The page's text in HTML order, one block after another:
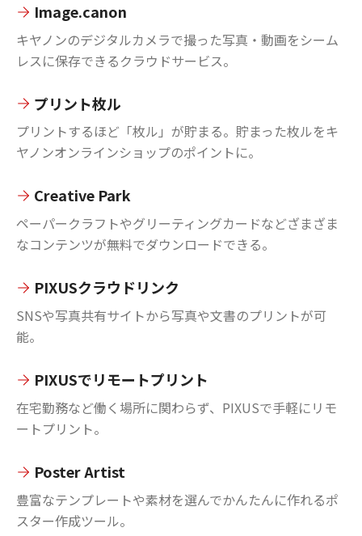
Image.canon
キヤノンのデジタルカメラで撮った写真・動画をシーム
レスに保存できるクラウドサービス。
プリント枚ル
プリントするほど「枚ル」が貯まる。貯まった枚ルをキ
ヤノンオンラインショップのポイントに。
Creative Park
ペーパークラフトやグリーティングカードなどざまざま
なコンテンツが無料でダウンロードできる。
PIXUSクラウドリンク
SNSや写真共有サイトから写真や文書のプリントが可
能。
PIXUSでリモートプリント
在宅勤務など働く場所に関わらず、PIXUSで手軽にリモ
ートプリント。
Poster Artist
豊富なテンプレートや素材を選んでかんたんに作れるポ
スター作成ツール。